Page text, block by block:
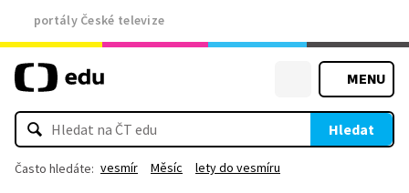
portály České televize
MENU
Hledat
Často hledáte: vesmír Měsíc lety do vesmíru